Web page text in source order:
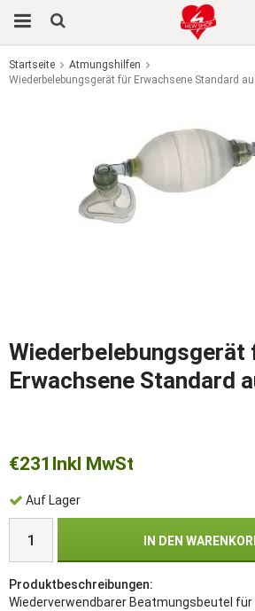
Das Produkt wurde in Ihren
Startseite
Atmungshilfen
Wiederbelebungsgerät für Erwachsene Standard
Wiederbelebungsgerät
Erwachsene Standard
€231 Inkl MwSt
Auf Lager
IN DEN
Produktbeschreibungen:
Wiederverwendbarer Beatmungsbeutel